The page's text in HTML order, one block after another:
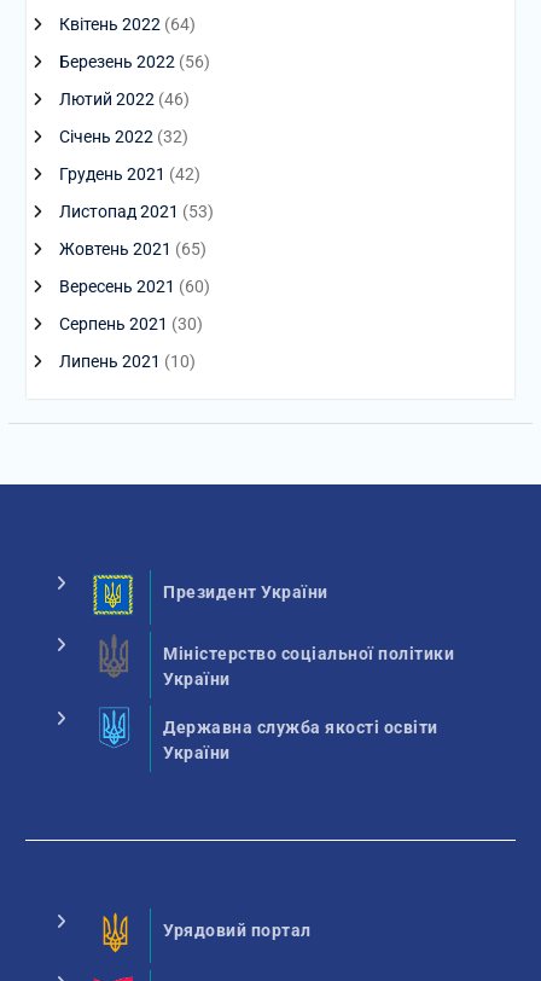
Квітень 2022 (64)
Березень 2022 (56)
Лютий 2022 (46)
Січень 2022 (32)
Грудень 2021 (42)
Листопад 2021 (53)
Жовтень 2021 (65)
Вересень 2021 (60)
Серпень 2021 (30)
Липень 2021 (10)
Президент України
Міністерство соціальної політики
України
Державна служба якості освіти
України
Урядовий портал